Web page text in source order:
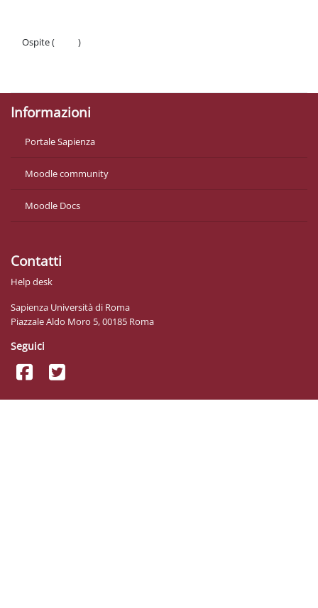
Ospite (
)
Informazioni
Portale Sapienza
Moodle community
Moodle Docs
Contatti
Help desk
Sapienza Università di Roma
Piazzale Aldo Moro 5, 00185 Roma
Seguici